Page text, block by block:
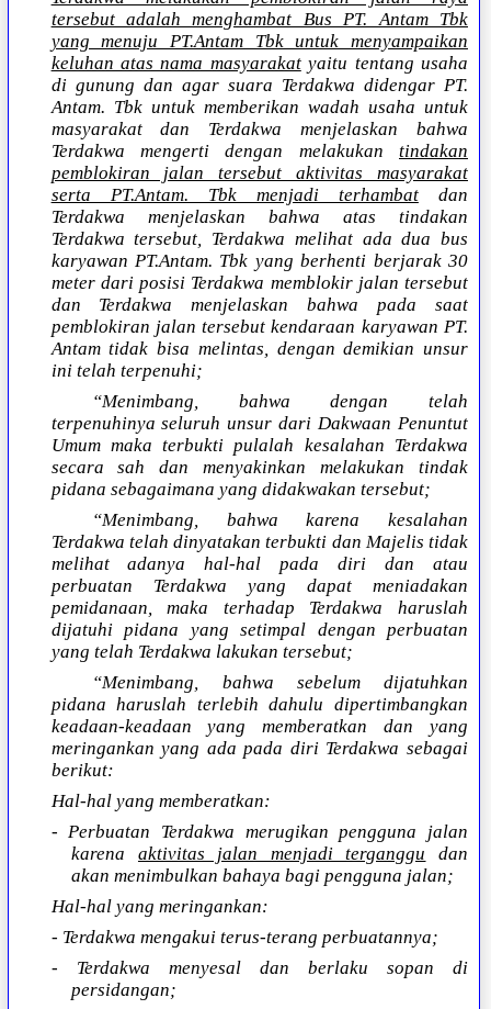
tersebut adalah menghambat Bus PT. Antam Tbk
yang menuju PT.Antam Tbk untuk menyampaikan
keluhan atas nama masyarakatyaitu tentang usaha
di gunung dan agar suara Terdakwa didengar PT.
Antam. Tbk untuk memberikan wadah usaha untuk
masyarakat dan Terdakwa menjelaskan bahwa
Terdakwa mengerti dengan melakukan tindakan
pemblokiran jalan tersebut aktivitas masyarakat
serta PT.Antam. Tbk menjadi terhambatdan
Terdakwa menjelaskan bahwa atas tindakan
Terdakwa tersebut, Terdakwa melihat ada dua bus
karyawan PT.Antam. Tbk yang berhenti berjarak 30
meter dari posisi Terdakwa memblokir jalan tersebut
dan Terdakwa menjelaskan bahwa pada saat
pemblokiran jalan tersebut kendaraan karyawan PT.
Antam tidak bisa melintas, dengan demikian unsur
ini telah terpenuhi;
“Menimbang, bahwa dengan telah
terpenuhinya seluruh unsur dari Dakwaan Penuntut
Umum maka terbukti pulalah kesalahan Terdakwa
secara sah dan menyakinkan melakukan tindak
pidana sebagaimana yang didakwakan tersebut;
“Menimbang, bahwa karena kesalahan
Terdakwa telah dinyatakan terbukti dan Majelis tidak
melihat adanya hal-hal pada diri dan atau
perbuatan Terdakwa yang dapat meniadakan
pemidanaan, maka terhadap Terdakwa haruslah
dijatuhi pidana yang setimpal dengan perbuatan
yang telah Terdakwa lakukan tersebut;
“Menimbang, bahwa sebelum dijatuhkan
pidana haruslah terlebih dahulu dipertimbangkan
keadaan-keadaan yang memberatkan dan yang
meringankan yang ada pada diri Terdakwa sebagai
berikut:
Hal-hal yang memberatkan:
- Perbuatan Terdakwa merugikan pengguna jalan
karena aktivitas jalan menjadi terganggu dan
akan menimbulkan bahaya bagi pengguna jalan;
Hal-hal yang meringankan:
- Terdakwa mengakui terus-terang perbuatannya;
- Terdakwa menyesal dan berlaku sopan di
persidangan;